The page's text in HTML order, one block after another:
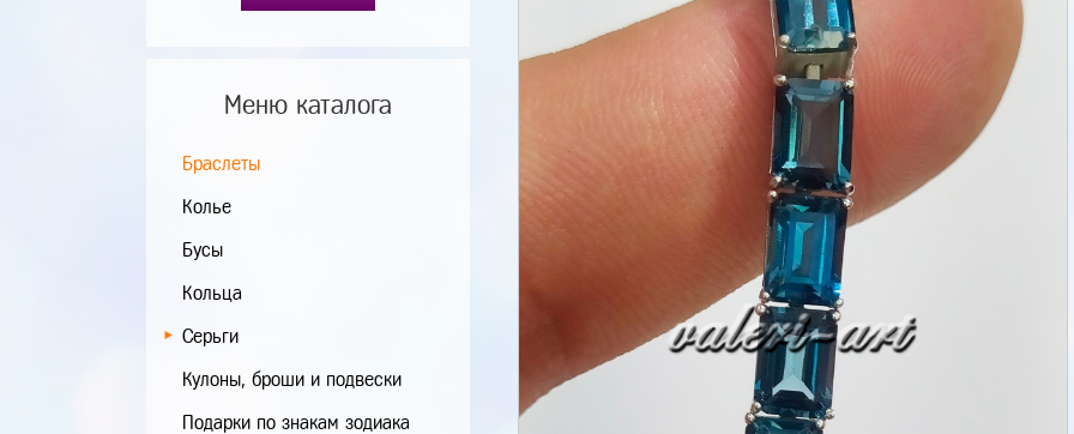
Меню каталога
Браслеты
Колье
Бусы
Кольца
Серьги
Кулоны, броши и подвески
Подарки по знакам зодиака